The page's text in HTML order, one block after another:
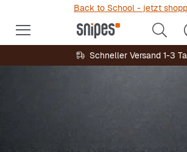
Back to School - jetzt
Schneller Versand 1-3